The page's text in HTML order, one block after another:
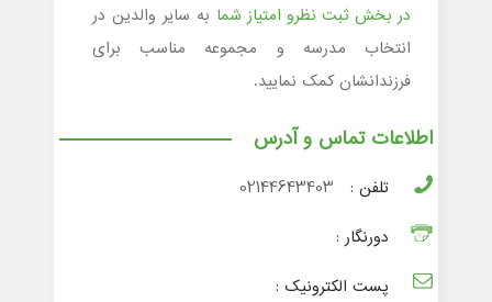
در بخش ثبت نظرو امتیاز شما به سایر والدین در
انتخاب مدرسه و مجموعه مناسب برای
فرزندانشان کمک نمایید.
اطلاعات تماس و آدرس
تلفن :
02144643403
دورنگار :
پست الکترونیک :